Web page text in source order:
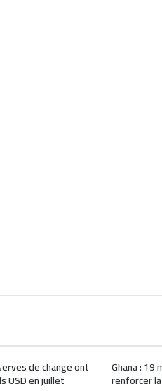
de change ont
USD en juillet
Ghana : 19
renforcer